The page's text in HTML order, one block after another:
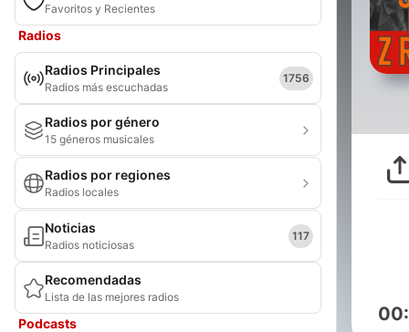
Favoritos y Recientes
Radios
Radios Principales
Radios más escuchadas
1756
Radios por género
15 géneros musicales
Radios por regiones
Radios locales
Noticias
Radios noticiosas
117
Recomendadas
Lista de las mejores radios
Podcasts